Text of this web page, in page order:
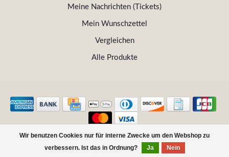
Wir benutzen Cookies nur für interne Zwecke um den Webshop zu
verbessern. Ist das in Ordnung?
Ja
Nein
Meine Nachrichten (Tickets)
Mein Wunschzettel
Vergleichen
Alle Produkte
© Copyright 2026 WEINHERZ Kitzbühel - Die VINOTHEK in